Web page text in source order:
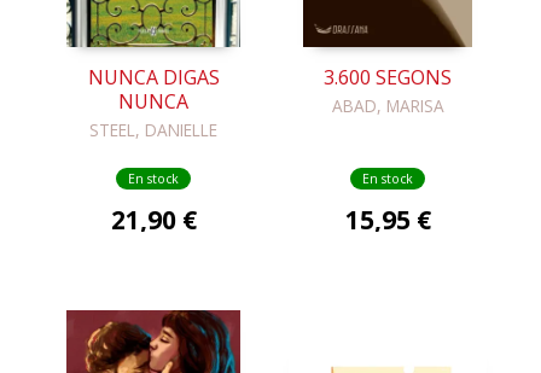
NUNCA DIGAS
NUNCA
STEEL, DANIELLE
En stock
21,90 €
3.600 SEGONS
ABAD, MARISA
En stock
15,95 €